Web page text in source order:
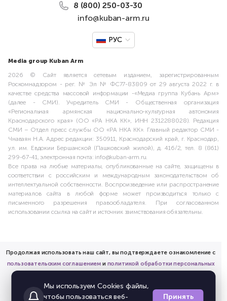
8 (800) 250-03-30
info@kuban-arm.ru
РУС
Media group Kuban Arm
2026 © Сайт является сетевым изданием, зарегистрированным
Роскомнадзором - рег. № Эл № ФС77-83809 от 29 августа 2022 г. в
качестве средства массовой информации -«Медиа группа Кубань Арм»
(далее - СМИ). Учредитель СМИ - Общественная организация
«Региональная армянская национально-культурная автономия
Краснодарского края» (ОО «РА НКА КК», ИНН 2312288028). Редакция
СМИ – Отдел пресс службы ОО «РА НКА КК». Главный редактор СМИ -
Чнаваян Н.А. Адрес редакции: 350911, Краснодарский край, г. Краснодар,
ул. им. Евдокии Бершанской (Пашковский жилой), д. 416/2, тел. 8 (861)
299-67-41, электронная почта: info@kuban-arm.ru.
Все права на любые материалы, опубликованные на сайте, защищены в
соответствии с российским и международным законодательством об
интеллектуальной собственности. Воспроизведение или распространение
материалов сайта в любой форме может производиться только с
письменного разрешения правообладателя. При согласованном
использовании ссылка на сайт и источник заимствования обязательны.
Продолжая использовать наш сайт, вы подтверждаете ознакомление с
пользовательским соглашением и политикой обработки персональных
и предоставляете согласие на обработку соответствующих
персональных данных.
Мы используем Cookies файлы,
чтобы пользоваться веб-
Принять